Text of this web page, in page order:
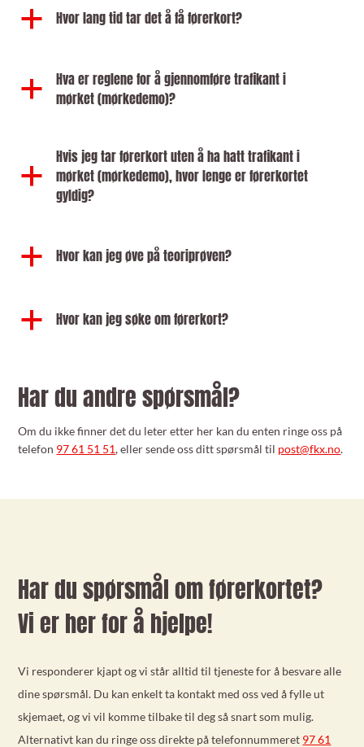
a Hvor lang tid tar det å få førerkort?
a
Hva er reglene for å gjennomføre trafikant i
mørket (mørkedemo)?
a
Hvis jeg tar førerkort uten å ha hatt trafikant i
mørket (mørkedemo), hvor lenge er førerkortet
gyldig?
a Hvor kan jeg øve på teoriprøven?
a Hvor kan jeg søke om førerkort?
Har du andre spørsmål?
Om du ikke finner det du leter etter her kan du enten ringe oss på
telefon 97 61 51 51, eller sende oss ditt spørsmål til post@fkx.no.
Har du spørsmål om førerkortet?
Vi er her for å hjelpe!
Vi responderer kjapt og vi står alltid til tjeneste for å besvare alle
dine spørsmål. Du kan enkelt ta kontakt med oss ved å fylle ut
skjemaet, og vi vil komme tilbake til deg så snart som mulig.
Alternativt kan du ringe oss direkte på telefonnummeret 97 61